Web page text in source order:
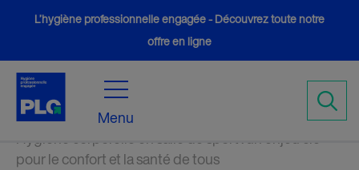
L’hygiène professionnelle engagée - Découvrez toute notre
offre en ligne
Menu
Accueil Conseils
Hygiène corporelle en salle de sport : un enjeu clé
pour le confort et la santé de tous